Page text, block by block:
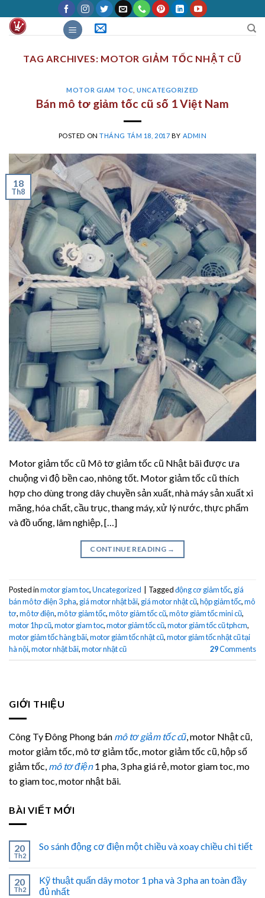
content
TAG ARCHIVES: MOTOR GIẢM TỐC NHẬT CŨ
MOTOR GIAM TOC ,UNCATEGORIZED
Bán mô tơ giảm tốc cũ số 1 Việt Nam
POSTED ONTHÁNG TÁM 18, 2017 BY ADMIN
18
Th8
Motor giảm tốc cũ Mô tơ giảm tốc cũ Nhật bãi được ưa
chuộng vì độ bền cao, nhông tốt. Motor giảm tốc cũ thích
hợp cho dùng trong dây chuyền sản xuất, nhà máy sản xuất xi
măng, hóa chất, cầu trục, thang máy, xử lý nước, thực phẩm
và đồ uống, lâm nghiệp, […]
CONTINUE READING →
Posted inmotor giam toc,Uncategorized Taggedđộng cơ giảm tốc, giá
bán mô tơ điện 3 pha, giá motor nhật bãi, giá motor nhật cũ,hộp giảm tốc,mô
tơ,mô tơ điện,mô tơ giảm tốc,mô tơ giảm tốc cũ,mô tơ giảm tốc mini cũ,
motor 1hp cũ,motor giam toc,motor giảm tốc cũ,motor giảm tốc cũ tphcm,
motor giảm tốc hàng bãi,motor giảm tốc nhật cũ,motor giảm tốc nhật cũ tại
hà nội,motor nhật bãi,motor nhật cũ 29Comments
GIỚI THIỆU
Công Ty Đông Phong bán mô tơ giảm tốc cũ , motor Nhật cũ,
motor giảm tốc, mô tơ giảm tốc, motor giảm tốc cũ, hộp số
giảm tốc, mô tơ điện1 pha, 3 pha giá rẻ, motor giam toc, mo
to giam toc, motor nhật bãi.
BÀI VIẾT MỚI
20
Th2
So sánh động cơ điện một chiều và xoay chiều chi tiết
20
Th2
Kỹ thuật quấn dây motor 1 pha và 3 pha an toàn đầy
đủ nhất